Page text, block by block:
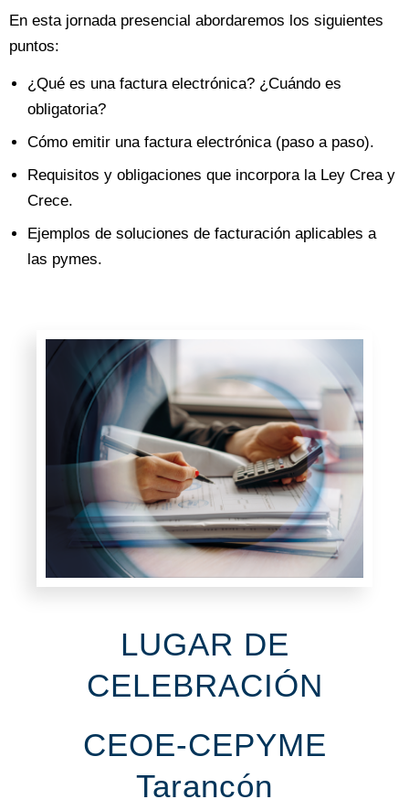
En esta jornada presencial abordaremos los siguientes
puntos:
¿Qué es una factura electrónica? ¿Cuándo es
obligatoria?
Cómo emitir una factura electrónica (paso a paso).
Requisitos y obligaciones que incorpora la Ley Crea y
Crece.
Ejemplos de soluciones de facturación aplicables a
las pymes.
LUGAR DE
CELEBRACIÓN
CEOE-CEPYME
Tarancón